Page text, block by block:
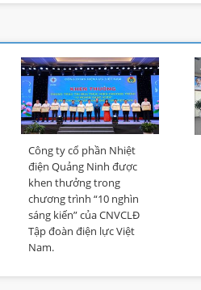
Công ty cổ phần Nhiệt
điện Quảng Ninh được
khen thưởng trong
chương trình “10 nghìn
sáng kiến” của CNVCLĐ
Tập đoàn điện lực Việt
Nam.